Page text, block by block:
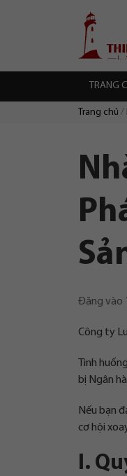
Trang
chủ
TRANG
Duyệt:
Trang chủ
Đăng vào
Công ty
Tình
bị Ngân
Nếu bạn
cơ hội
I.